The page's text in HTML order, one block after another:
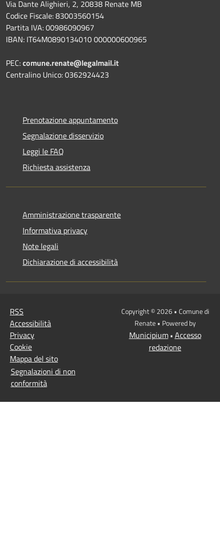
Via Dante Alighieri, 2, 20838 Renate MB
Codice Fiscale: 83003560154
Partita IVA: 00986090967
IBAN: IT64M0890134010 000000600965
PEC:comune.renate@legalmail.it
Centralino Unico: 0362924423
Prenotazione appuntamento
Segnalazione disservizio
Leggi le FAQ
Richiesta assistenza
Amministrazione trasparente
Informativa privacy
Note legali
Dichiarazione di accessibilità
RSS
Accessibilità
Privacy
Cookie
Mappa del sito
Segnalazioni di non
conformità
Copyright © 2026 • Comune di
Renate • Powered by
Municipium• Accesso
redazione